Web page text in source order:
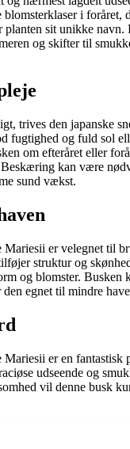
blomsterklaser i foråret,
sit unikke navn.
og skifter til
trives den japanske
fugtighed og fuld sol
om efteråret eller
kan være
sund vækst.
Mariesii er velegnet til
struktur og
og blomster. Busken
egnet til mindre
Mariesii er en fantastisk
udseende og
vil denne busk